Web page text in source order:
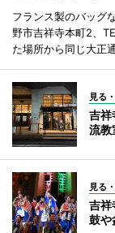
フランス製のバッグ
野市吉祥寺本町2、
た場所から同じ大正
見る
吉祥
流教
見る
吉祥
鼓や